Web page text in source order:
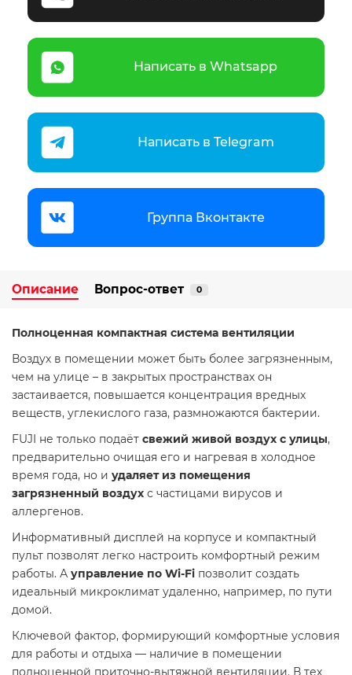
Написать в Whatsapp
Написать в Telegram
Группа Вконтакте
Описание Вопрос-ответ 0
Полноценная компактная система вентиляции
Воздух в помещении может быть более загрязненным,
чем на улице – в закрытых пространствах он
застаивается, повышается концентрация вредных
веществ, углекислого газа, размножаются бактерии.
FUJI не только подаёт свежий живой воздух с улицы,
предварительно очищая его и нагревая в холодное
время года, но и удаляет из помещения
загрязненный воздух с частицами вирусов и
аллергенов.
Информативный дисплей на корпусе и компактный
пульт позволят легко настроить комфортный режим
работы. А управление по Wi-Fi позволит создать
идеальный микроклимат удаленно, например, по пути
домой.
Ключевой фактор, формирующий комфортные условия
для работы и отдыха — наличие в помещении
полноценной приточно-вытяжной вентиляции. В тех